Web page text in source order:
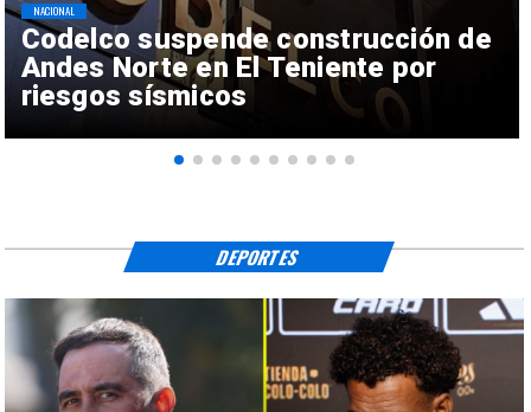
Codelco suspende construcción de
Andes Norte en El Teniente por
riesgos sísmicos
NACIONAL
DEPORTES